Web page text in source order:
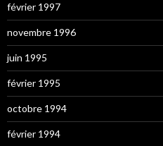
février 1997
novembre 1996
juin 1995
février 1995
octobre 1994
février 1994